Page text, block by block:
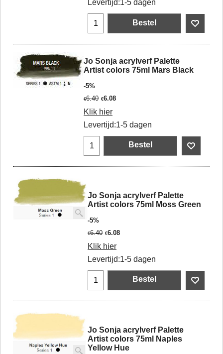
Levertijd:1-5 dagen
Bestel
Jo Sonja acrylverf Palette
Artist colors 75ml Mars Black
-5%
€6.40 €6.08
Klik hier
Levertijd:1-5 dagen
Bestel
Jo Sonja acrylverf Palette
Artist colors 75ml Moss Green
-5%
€6.40 €6.08
Klik hier
Levertijd:1-5 dagen
Bestel
Jo Sonja acrylverf Palette
Artist colors 75ml Naples
Yellow Hue